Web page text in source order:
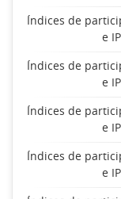
Índices de
e
Índices de
e
Índices de
e
Índices de
e